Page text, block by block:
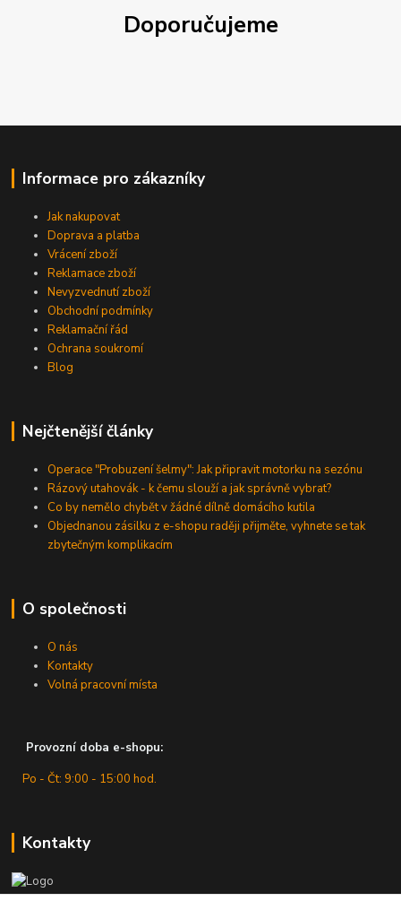
Doporučujeme
Informace pro zákazníky
Jak nakupovat
Doprava a platba
Vrácení zboží
Reklamace zboží
Nevyzvednutí zboží
Obchodní podmínky
Reklamační řád
Ochrana soukromí
Blog
Nejčtenější články
Operace "Probuzení šelmy": Jak připravit motorku na sezónu
Rázový utahovák - k čemu slouží a jak správně vybrat?
Co by nemělo chybět v žádné dílně domácího kutila
Objednanou zásilku z e-shopu raději přijměte, vyhnete se tak
zbytečným komplikacím
O společnosti
O nás
Kontakty
Volná pracovní místa
Provozní doba e-shopu:
Po - Čt: 9:00 - 15:00 hod.
Kontakty